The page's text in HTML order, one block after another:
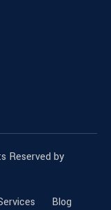
Reserved by
Blog